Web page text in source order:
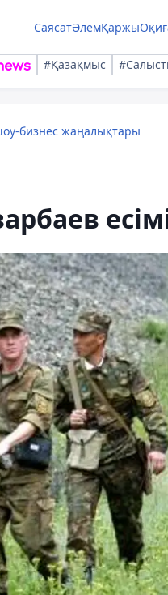
СаясатӘлемҚаржы
#Қазақмыс
бизнес жаңалықтары